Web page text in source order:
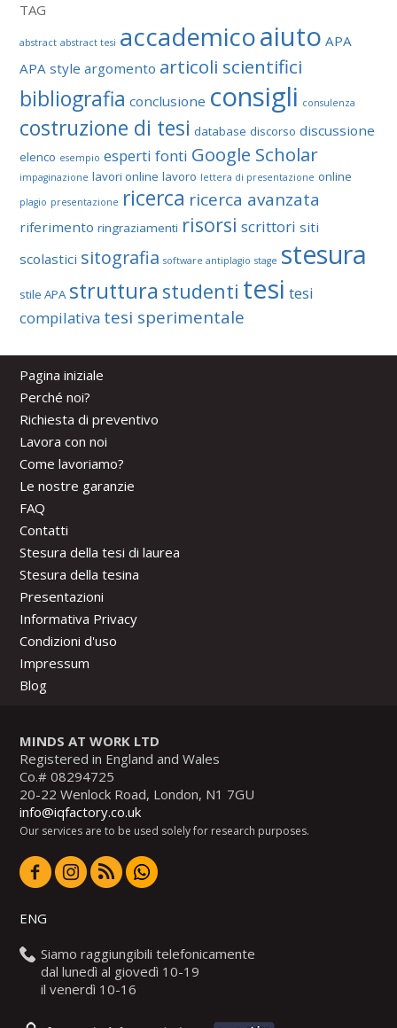
TAG
abstract abstract tesi accademicoaiuto APA
APA style argomento articoli scientifici
bibliografia conclusione consigli consulenza
costruzione di tesi database discorso discussione
elenco esempio esperti fonti Google Scholar
impaginazione lavori online lavoro lettera di presentazione online
plagio presentazione ricerca ricerca avanzata
riferimento ringraziamenti risorsi scrittori siti
scolastici sitografia software antiplagio stage stesura
stile APA struttura studenti tesi tesi
compilativa tesi sperimentale
Pagina iniziale
Perché noi?
Richiesta di preventivo
Lavora con noi
Come lavoriamo?
Le nostre garanzie
FAQ
Contatti
Stesura della tesi di laurea
Stesura della tesina
Presentazioni
Informativa Privacy
Condizioni d'uso
Impressum
Blog
MINDS AT WORK LTD
Registered in England and Wales
Co.# 08294725
20-22 Wenlock Road, London, N1 7GU
info@iqfactory.co.uk
Our services are to be used solely for research purposes.
ENG
Siamo raggiungibili telefonicamente
dal lunedì al giovedì 10-19
il venerdì 10-16